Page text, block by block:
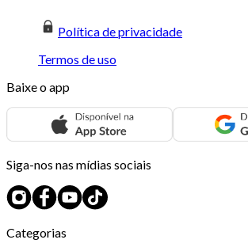
Política de privacidade
Termos de uso
Baixe o app
Siga-nos nas mídias sociais
Categorias